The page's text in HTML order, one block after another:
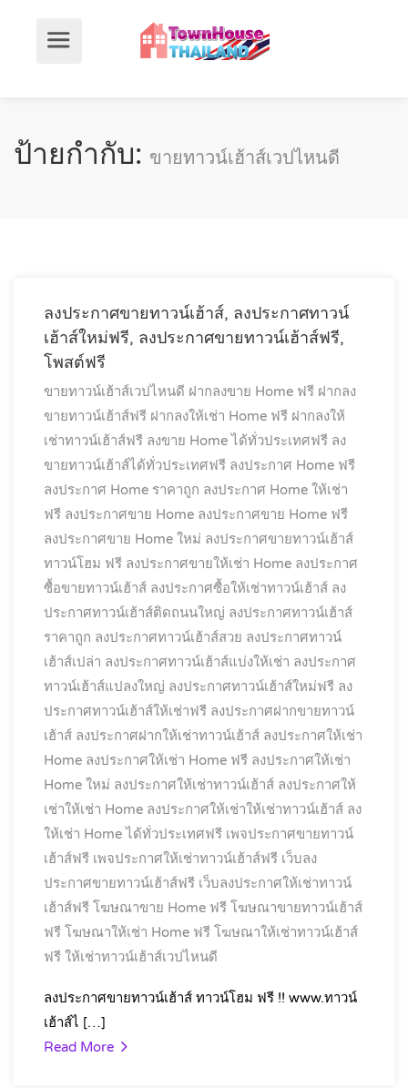
ป้ายกำกับ: ขายทาวน์เฮ้าส์เวปไหนดี
ลงประกาศขายทาวน์เฮ้าส์, ลงประกาศทาวน์
เฮ้าส์ใหม่ฟรี, ลงประกาศขายทาวน์เฮ้าส์ฟรี,
โพสต์ฟรี
ขายทาวน์เฮ้าส์เวปไหนดี ฝากลงขาย Home ฟรี ฝากลง
ขายทาวน์เฮ้าส์ฟรี ฝากลงให้เช่า Home ฟรี ฝากลงให้
เช่าทาวน์เฮ้าส์ฟรี ลงขาย Home ได้ทั่วประเทศฟรี ลง
ขายทาวน์เฮ้าส์ได้ทั่วประเทศฟรี ลงประกาศ Home ฟรี
ลงประกาศ Home ราคาถูก ลงประกาศ Home ให้เช่า
ฟรี ลงประกาศขาย Home ลงประกาศขาย Home ฟรี
ลงประกาศขาย Home ใหม่ ลงประกาศขายทาวน์เฮ้าส์
ทาวน์โฮม ฟรี ลงประกาศขายให้เช่า Home ลงประกาศ
ซื้อขายทาวน์เฮ้าส์ ลงประกาศซื้อให้เช่าทาวน์เฮ้าส์ ลง
ประกาศทาวน์เฮ้าส์ติดถนนใหญ่ ลงประกาศทาวน์เฮ้าส์
ราคาถูก ลงประกาศทาวน์เฮ้าส์สวย ลงประกาศทาวน์
เฮ้าส์เปล่า ลงประกาศทาวน์เฮ้าส์แบ่งให้เช่า ลงประกาศ
ทาวน์เฮ้าส์แปลงใหญ่ ลงประกาศทาวน์เฮ้าส์ใหม่ฟรี ลง
ประกาศทาวน์เฮ้าส์ให้เช่าฟรี ลงประกาศฝากขายทาวน์
เฮ้าส์ ลงประกาศฝากให้เช่าทาวน์เฮ้าส์ ลงประกาศให้เช่า
Home ลงประกาศให้เช่า Home ฟรี ลงประกาศให้เช่า
Home ใหม่ ลงประกาศให้เช่าทาวน์เฮ้าส์ ลงประกาศให้
เช่าให้เช่า Home ลงประกาศให้เช่าให้เช่าทาวน์เฮ้าส์ ลง
ให้เช่า Home ได้ทั่วประเทศฟรี เพจประกาศขายทาวน์
เฮ้าส์ฟรี เพจประกาศให้เช่าทาวน์เฮ้าส์ฟรี เว็บลง
ประกาศขายทาวน์เฮ้าส์ฟรี เว็บลงประกาศให้เช่าทาวน์
เฮ้าส์ฟรี โฆษณาขาย Home ฟรี โฆษณาขายทาวน์เฮ้าส์
ฟรี โฆษณาให้เช่า Home ฟรี โฆษณาให้เช่าทาวน์เฮ้าส์
ฟรี ให้เช่าทาวน์เฮ้าส์เวปไหนดี
ลงประกาศขายทาวน์เฮ้าส์ ทาวน์โฮม ฟรี !! www.ทาวน์
เฮ้าส์ไ […]
Read More